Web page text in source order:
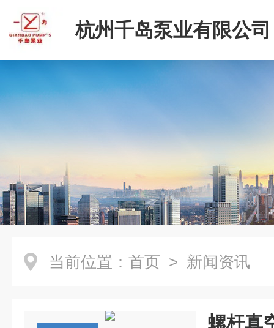
杭州千岛泵业有限公司
当前位置： 首页 > 新闻资讯